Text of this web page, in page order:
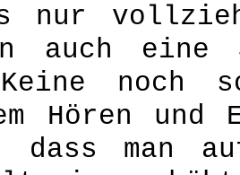
nur
auch eine
noch
Hören
dass man